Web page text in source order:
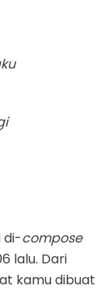
di-compose
lalu. Dari
kamu dibuat